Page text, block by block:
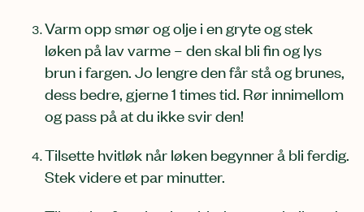
Varm opp smør og olje i en gryte og stek
løken på lav varme – den skal bli fin og lys
brun i fargen. Jo lengre den får stå og brunes,
dess bedre, gjerne 1 times tid. Rør innimellom
og pass på at du ikke svir den!
Tilsette hvitløk når løken begynner å bli ferdig.
Stek videre et par minutter.